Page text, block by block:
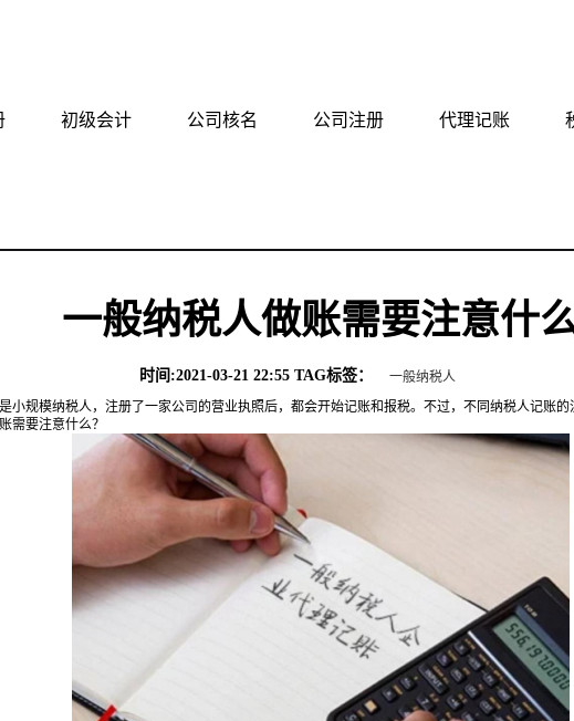
初级会计 公司核名 公司注册 代理记账
一般纳税人做账需要注意什
时间:2021-03-21 22:55 TAG标签：
一般纳税人
规模纳税人，注册了一家公司的营业执照后，都会开始记账和报税。不过，不同纳税人记账的
需要注意什么？